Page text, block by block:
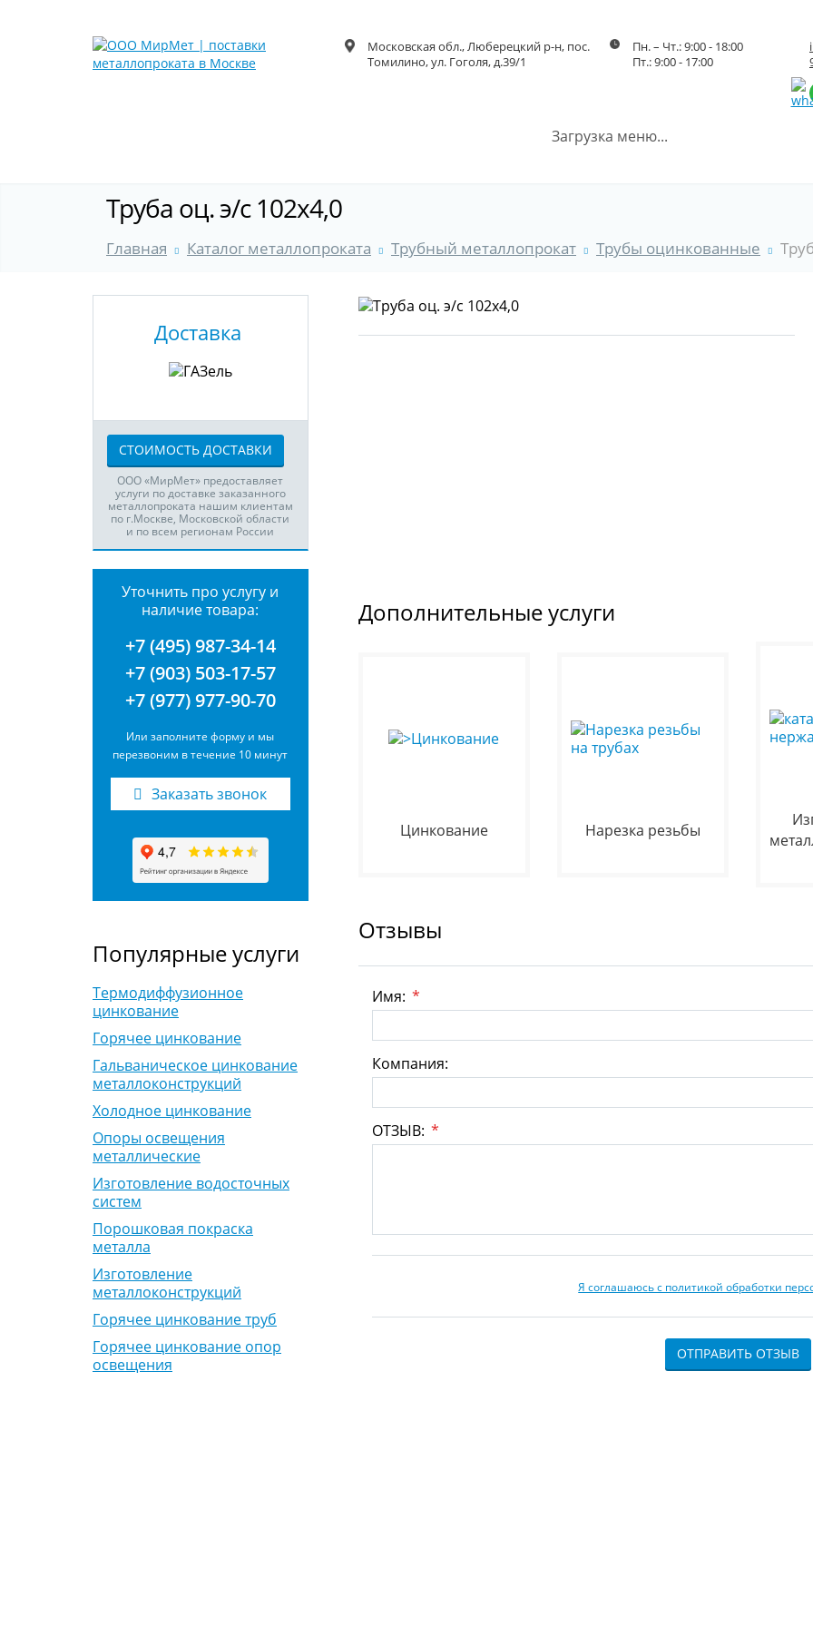
Московская обл., Люберецкий р-н, пос.
Томилино, ул. Гоголя, д.39/1
Пн. – Чт.: 9:00 - 18:00
Пт.: 9:00 - 17:00
Загрузка меню...
Труба оц. э/с 102х4,0
Главная Каталог металлопроката Трубный металлопрокат Трубы оцинкованные
Доставка
СТОИМОСТЬ ДОСТАВКИ
ООО «МирМет» предоставляет
услуги по доставке заказанного
металлопроката нашим клиентам
по г.Москве, Московской области
и по всем регионам России
Уточнить про услугу и
наличие товара:
+7 (495) 987-34-14
+7 (903) 503-17-57
+7 (977) 977-90-70
Или заполните форму и мы
перезвоним в течение 10 минут
Заказать звонок
Популярные услуги
Термодиффузионное
цинкование
Горячее цинкование
Гальваническое цинкование
металлоконструкций
Холодное цинкование
Опоры освещения
металлические
Изготовление водосточных
систем
Порошковая покраска
металла
Изготовление
металлоконструкций
Горячее цинкование труб
Горячее цинкование опор
освещения
Дополнительные услуги
Цинкование Нарезка резьбы
Отзывы
Имя: *
Компания:
ОТЗЫВ: *
Я соглашаюсь с политикой обработки
ОТПРАВИТЬ ОТЗЫВ